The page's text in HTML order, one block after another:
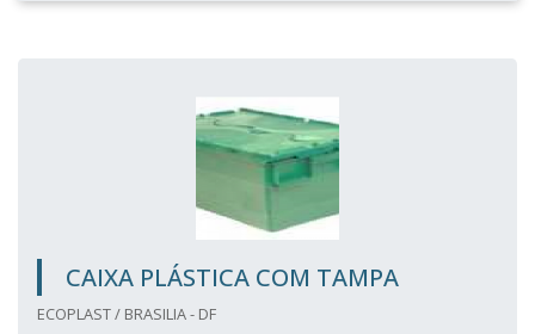
CAIXA PLÁSTICA COM TAMPA
ECOPLAST / BRASILIA - DF